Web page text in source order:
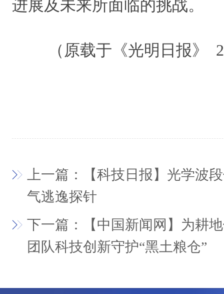
进展及未来所面临的挑战。
（原载于《光明日报》
上一篇：【科技日报】光学波
气逃逸探针
下一篇：【中国新闻网】为耕
团队科技创新守护“黑土粮仓”